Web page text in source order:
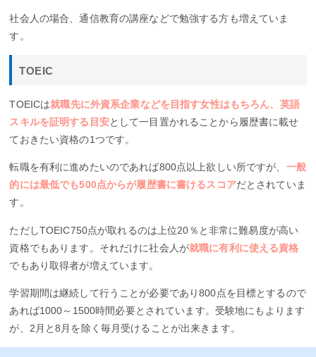
社会人の場合、通信教育の講座などで勉強する方も増えていま
す。
TOEIC
TOEICは就職先に外資系企業などを目指す女性はもちろん、英語
スキルを証明する目安として一目置かれることから履歴書に載せ
ておきたい資格の1つです。
転職を有利に進めたいのであれば800点以上欲しい所ですが、 一般
的には最低でも500点からが履歴書に書けるスコアだとされていま
す。
ただしTOEIC750点が取れるのは上位20％と非常に難易度が高い
資格でもあります。それだけに社会人が就職に有利に使える資格
でもあり取得者が増えています。
学習期間は継続して行うことが必要であり800点を目標とするので
あれば1000～1500時間必要とされています。受験地にもよります
が、2月と8月を除く毎月受けることが出来きます。